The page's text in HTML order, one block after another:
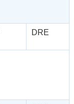
DRE